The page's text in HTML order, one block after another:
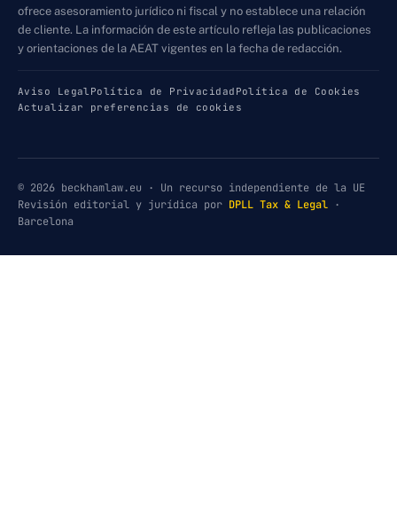
ofrece asesoramiento jurídico ni fiscal y no establece una relación
de cliente. La información de este artículo refleja las publicaciones
y orientaciones de la AEAT vigentes en la fecha de redacción.
Aviso Legal Política de Privacidad Política de Cookies
Actualizar preferencias de cookies
© 2026 beckhamlaw.eu · Un recurso independiente de la UE
Revisión editorial y jurídica por DPLL Tax & Legal ·
Barcelona